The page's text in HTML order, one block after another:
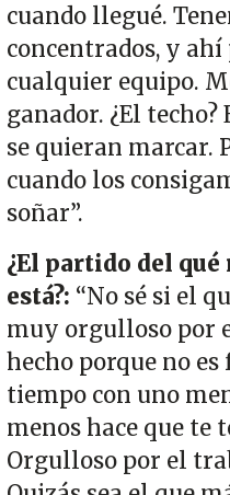
cuando llegué.
concentrados, y
cualquier equipo.
ganador. ¿El
se quieran marcar.
cuando los
soñar”.
¿El partido del
está?: “No sé si el
muy orgulloso por
hecho porque no
tiempo con uno
menos hace que te
Orgulloso por el